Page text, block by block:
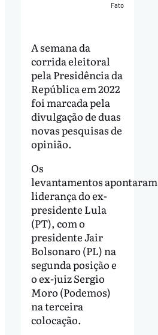
Fato
A semana da
corrida eleitoral
pela Presidência da
República em 2022
foi marcada pela
divulgação de duas
novas pesquisas de
opinião.
Os
levantamentos apontaram
liderança do ex-
presidente Lula
(PT), com o
presidente Jair
Bolsonaro (PL) na
segunda posição e
o ex-juiz Sergio
Moro (Podemos)
na terceira
colocação.